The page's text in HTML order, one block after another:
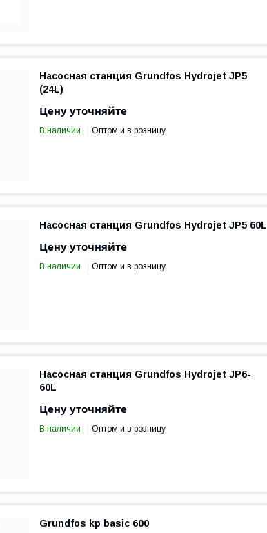
Насосная станция Grundfos Hydrojet JP5
(24L)
Цену уточняйте
В наличии Оптом и в розницу
Насосная станция Grundfos Hydrojet JP5 60L
Цену уточняйте
В наличии Оптом и в розницу
Насосная станция Grundfos Hydrojet JP6-
60L
Цену уточняйте
В наличии Оптом и в розницу
Grundfos kp basic 600